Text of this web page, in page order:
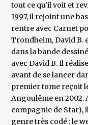
tout ce qu'il voit et
1997, il rejoint une
rentre avec Carnet
Trondheim, David B.
dans la bande
avec David B. Il
avant de se lancer
premier tome reçoit
Angoulême en 2002.
compagnie de Sfar),
genre très codé : le